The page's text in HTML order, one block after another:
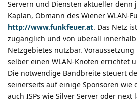
Servern und Diensten aktueller denn
Kaplan, Obmann des Wiener WLAN-
http://www.funkfeuer.at. Das Netz
zugänglich und von überall
Netzgebietes nutzbar.
selber einen WLAN-Knoten errichtet
Die notwendige Bandbreite steuert
seinerseits auf einige Sponsoren wie
auch ISPs wie Silver Server oder next